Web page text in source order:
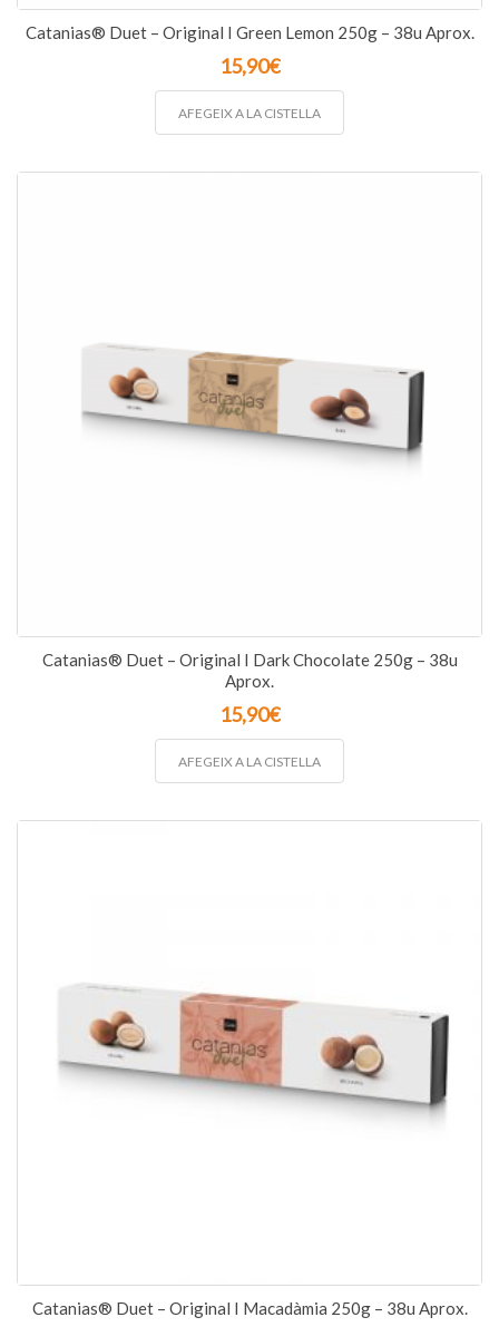
Catanias® Duet – Original I Green Lemon 250g – 38u Aprox.
15,90€
AFEGEIX A LA CISTELLA
Catanias® Duet – Original I Dark Chocolate 250g – 38u
Aprox.
15,90€
AFEGEIX A LA CISTELLA
Catanias® Duet – Original I Macadàmia 250g – 38u Aprox.